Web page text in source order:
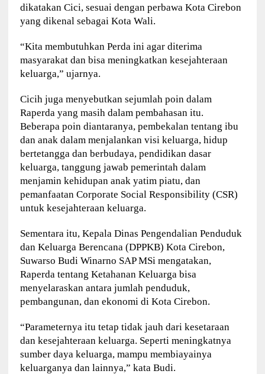
dikatakan Cici, sesuai dengan perbawa Kota Cirebon
yang dikenal sebagai Kota Wali.
“Kita membutuhkan Perda ini agar diterima
masyarakat dan bisa meningkatkan kesejahteraan
keluarga,” ujarnya.
Cicih juga menyebutkan sejumlah poin dalam
Raperda yang masih dalam pembahasan itu.
Beberapa poin diantaranya, pembekalan tentang ibu
dan anak dalam menjalankan visi keluarga, hidup
bertetangga dan berbudaya, pendidikan dasar
keluarga, tanggung jawab pemerintah dalam
menjamin kehidupan anak yatim piatu, dan
pemanfaatan Corporate Social Responsibility (CSR)
untuk kesejahteraan keluarga.
Sementara itu, Kepala Dinas Pengendalian Penduduk
dan Keluarga Berencana (DPPKB) Kota Cirebon,
Suwarso Budi Winarno SAP MSi mengatakan,
Raperda tentang Ketahanan Keluarga bisa
menyelaraskan antara jumlah penduduk,
pembangunan, dan ekonomi di Kota Cirebon.
“Parameternya itu tetap tidak jauh dari kesetaraan
dan kesejahteraan keluarga. Seperti meningkatnya
sumber daya keluarga, mampu membiayainya
keluarganya dan lainnya,” kata Budi.